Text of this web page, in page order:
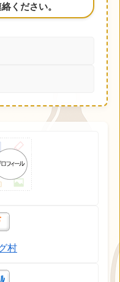
ください。
村